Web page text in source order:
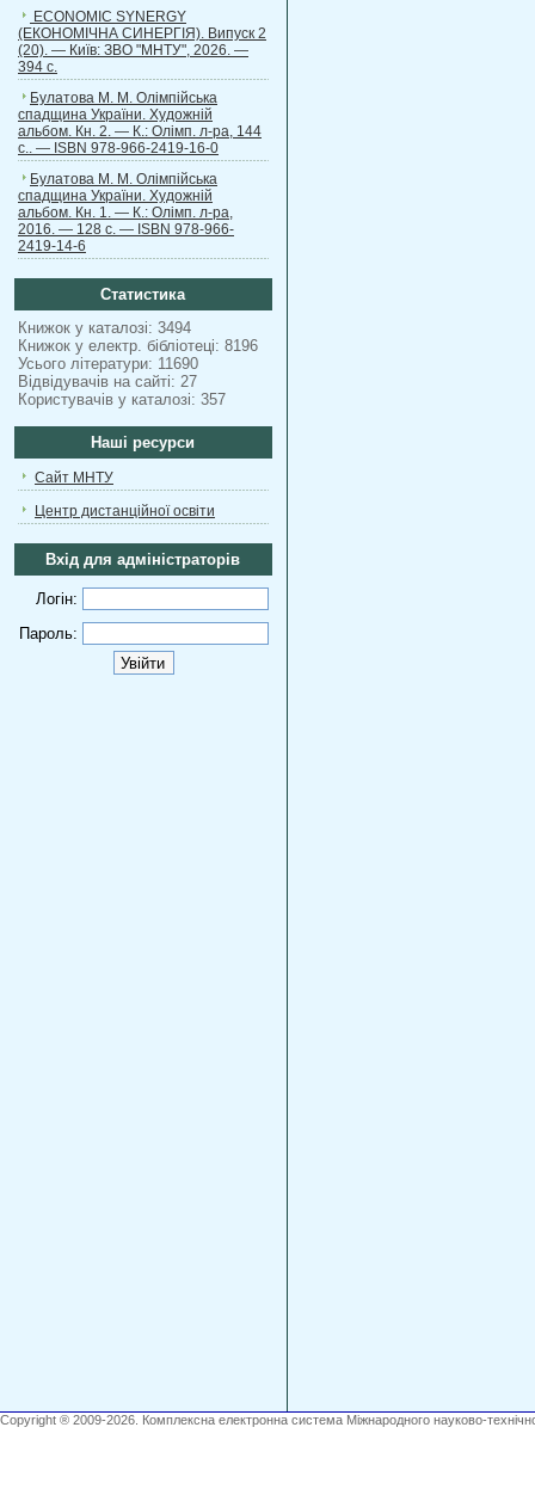
ECONOMIC SYNERGY
(ЕКОНОМІЧНА СИНЕРГІЯ). Випуск 2
(20). — Київ: ЗВО "МНТУ", 2026. —
394 с.
Булатова М. М. Олімпійська
спадщина України. Художній
альбом. Кн. 2. — К.: Олімп. л-ра, 144
с.. — ISBN 978-966-2419-16-0
Булатова М. М. Олімпійська
спадщина України. Художній
альбом. Кн. 1. — К.: Олімп. л-ра,
2016. — 128 с. — ISBN 978-966-
2419-14-6
Статистика
Книжок у каталозі: 3494
Книжок у електр. бібліотеці: 8196
Усього літератури: 11690
Відвідувачів на сайті: 27
Користувачів у каталозі: 357
Наші ресурси
Сайт МНТУ
Центр дистанційної освіти
Вхід для адміністраторів
Логін:
Пароль:
Copyright ® 2009-2026. Комплексна електронна система Міжнародного науково-